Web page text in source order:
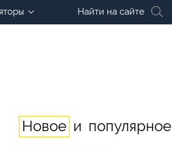
Найти на сайте
Новое и популярное